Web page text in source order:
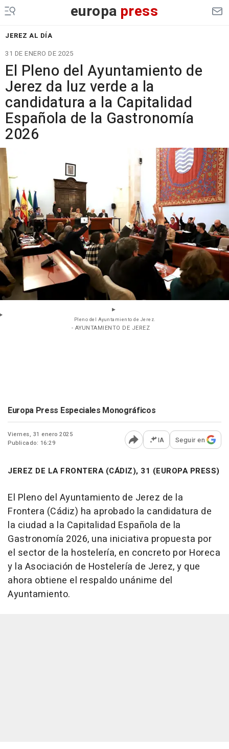
europa press
JEREZ AL DÍA
31 DE ENERO DE 2025
El Pleno del Ayuntamiento de
Jerez da luz verde a la
candidatura a la Capitalidad
Española de la Gastronomía
2026
Pleno del Ayuntamiento de Jerez.
- AYUNTAMIENTO DE JEREZ
Europa Press Especiales Monográficos
Viernes, 31 enero 2025
Publicado: 16:29
Abrir opciones para
IA Seguir en
JEREZ DE LA FRONTERA (CÁDIZ), 31 (EUROPA PRESS)
El Pleno del Ayuntamiento de Jerez de la
Frontera (Cádiz) ha aprobado la candidatura de
la ciudad a la Capitalidad Española de la
Gastronomía 2026, una iniciativa propuesta por
el sector de la hostelería, en concreto por Horeca
y la Asociación de Hostelería de Jerez, y que
ahora obtiene el respaldo unánime del
Ayuntamiento.